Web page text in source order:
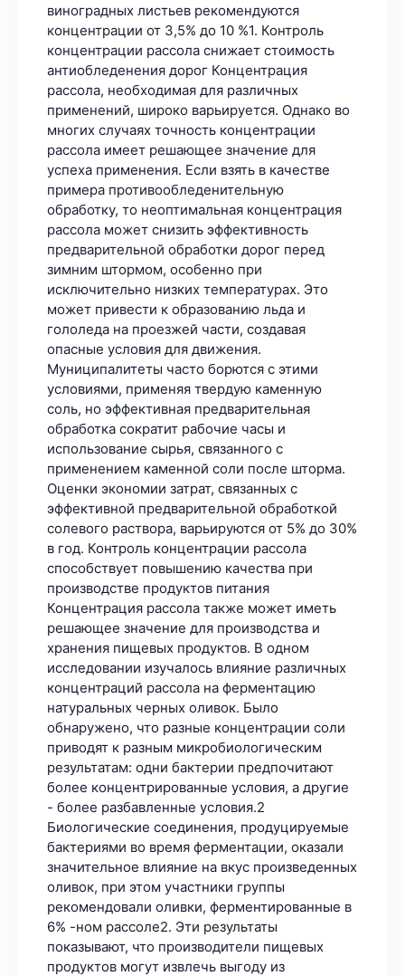
виноградных листьев рекомендуются
концентрации от 3,5% до 10 %1. Контроль
концентрации рассола снижает стоимость
антиобледенения дорог Концентрация
рассола, необходимая для различных
применений, широко варьируется. Однако во
многих случаях точность концентрации
рассола имеет решающее значение для
успеха применения. Если взять в качестве
примера противообледенительную
обработку, то неоптимальная концентрация
рассола может снизить эффективность
предварительной обработки дорог перед
зимним штормом, особенно при
исключительно низких температурах. Это
может привести к образованию льда и
гололеда на проезжей части, создавая
опасные условия для движения.
Муниципалитеты часто борются с этими
условиями, применяя твердую каменную
соль, но эффективная предварительная
обработка сократит рабочие часы и
использование сырья, связанного с
применением каменной соли после шторма.
Оценки экономии затрат, связанных с
эффективной предварительной обработкой
солевого раствора, варьируются от 5% до 30%
в год. Контроль концентрации рассола
способствует повышению качества при
производстве продуктов питания
Концентрация рассола также может иметь
решающее значение для производства и
хранения пищевых продуктов. В одном
исследовании изучалось влияние различных
концентраций рассола на ферментацию
натуральных черных оливок. Было
обнаружено, что разные концентрации соли
приводят к разным микробиологическим
результатам: одни бактерии предпочитают
более концентрированные условия, а другие
- более разбавленные условия.2
Биологические соединения, продуцируемые
бактериями во время ферментации, оказали
значительное влияние на вкус произведенных
оливок, при этом участники группы
рекомендовали оливки, ферментированные в
6% -ном рассоле2. Эти результаты
показывают, что производители пищевых
продуктов могут извлечь выгоду из